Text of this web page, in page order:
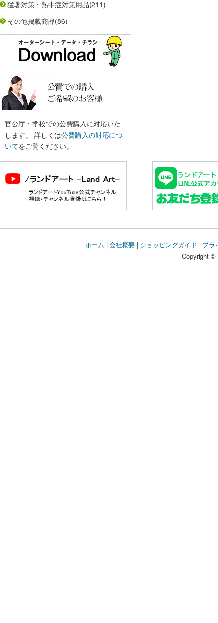
猛暑対策・熱中症対策用品(211)
その他掲載商品(86)
官公庁・学校での公費購入に対応いた
します。 詳しくは公費購入の対応につ
いてをご覧ください。
ホーム | 会社概要| ショッピングガイド | プラ
Copyright ©